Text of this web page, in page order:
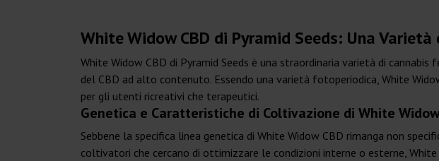
White Widow CBD di Pyramid Seeds: Una
White Widow CBD di Pyramid Seeds è una straordinaria varietà di
del CBD ad alto contenuto. Essendo una varietà fotoperiodica, White
per gli utenti ricreativi che terapeutici.
Genetica e Caratteristiche di Coltivazione di White Widow
Sebbene la specifica linea genetica di White Widow CBD rimanga non
coltivatori che cercano di ottimizzare le condizioni interne o esterne,